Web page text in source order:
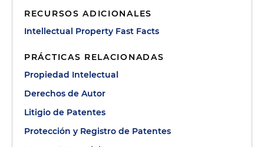
RECURSOS ADICIONALES
Intellectual Property Fast Facts
PRÁCTICAS RELACIONADAS
Propiedad Intelectual
Derechos de Autor
Litigio de Patentes
Protección y Registro de Patentes